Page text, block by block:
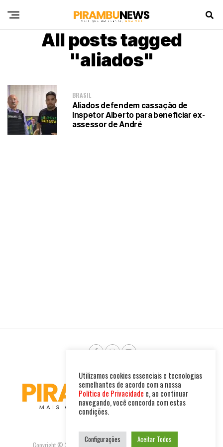
All posts tagged
"aliados"
BRASIL
Aliados defendem cassação de
Inspetor Alberto para beneficiar ex-
assessor de André
Copyright © 2025. Todos os direitos reservados. PIRAMBU NEWS
Utilizamos cookies essenciais e tecnologias
semelhantes de acordo com a nossa
Política de Privacidade e, ao continuar
navegando, você concorda com estas
condições.
Configurações Aceitar Todos